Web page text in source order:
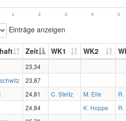
1. 2. 3. 4. 5.
Einträge anzeigen
Zeit WK1 WK2
23,34
23,87
24,81 C. Steitz M. Elle
R.
24,84 K. Hoppe
R.